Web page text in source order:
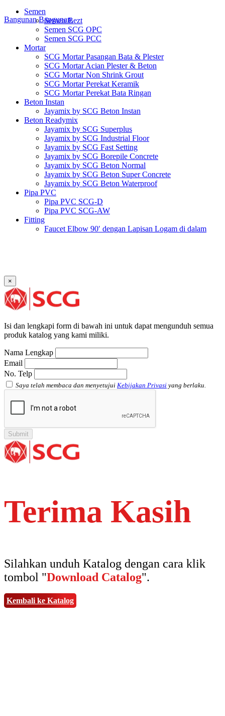
Bangunan Bangunan
Semen
Semen Bezt
Semen SCG OPC
Semen SCG PCC
Mortar
SCG Mortar Pasangan Bata & Plester
SCG Mortar Acian Plester & Beton
SCG Mortar Non Shrink Grout
SCG Mortar Perekat Keramik
SCG Mortar Perekat Bata Ringan
Beton Instan
Jayamix by SCG Beton Instan
Beton Readymix
Jayamix by SCG Superplus
Jayamix by SCG Industrial Floor
Jayamix by SCG Fast Setting
Jayamix by SCG Borepile Concrete
Jayamix by SCG Beton Normal
Jayamix by SCG Beton Super Concrete
Jayamix by SCG Beton Waterproof
Pipa PVC
Pipa PVC SCG-D
Pipa PVC SCG-AW
Fitting
Faucet Elbow 90′ dengan Lapisan Logam di dalam
Plug SCG AW
Shinkolite
Atap Akrilik Shinkolite Shade
×
Isi dan lengkapi form di bawah ini untuk dapat mengunduh semua
produk katalog yang kami miliki.
Nama Lengkap
Email
No. Telp
Saya telah membaca dan menyetujui Kebijakan Privasi yang berlaku.
Terima Kasih
Silahkan unduh Katalog dengan cara klik
tombol "Download Catalog".
Kembali ke Katalog